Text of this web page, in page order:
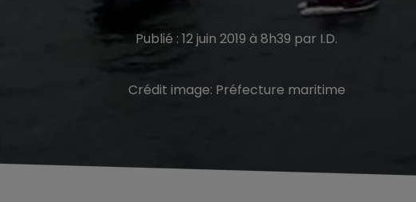
Publié : 12 juin 2019 à 8h39 par I.D.
Crédit image: Préfecture maritime